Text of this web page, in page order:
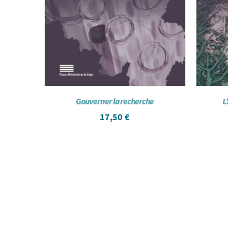
Gouverner la recherche
17,50€